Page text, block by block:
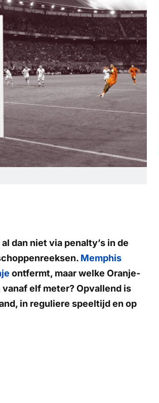
dan niet via penalty’s in de
Memphis
ontfermt, maar welke Oranje-
elf meter? Opvallend is
in reguliere speeltijd en op